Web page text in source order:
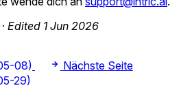
· Edited 1 Jun 2026
08)
Nächste Seite
29)